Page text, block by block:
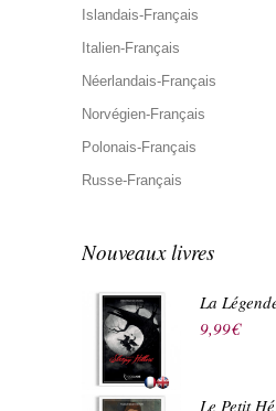
Islandais-Français
Italien-Français
Néerlandais-Français
Norvégien-Français
Polonais-Français
Russe-Français
Nouveaux livres
La
9,99€
Le Petit